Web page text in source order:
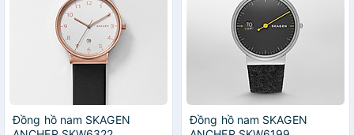
Đồng hồ nam SKAGEN
Đồng hồ nam SKAGEN